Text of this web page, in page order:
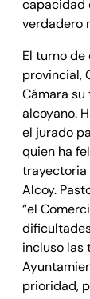
capacidad
verdadero
El turno
provincial,
Cámara
alcoyano.
el jurado
quien ha
trayectoria
Alcoy.
“el
incluso las
prioridad,